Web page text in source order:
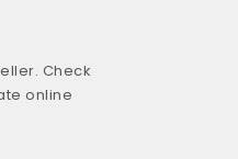
Check
online